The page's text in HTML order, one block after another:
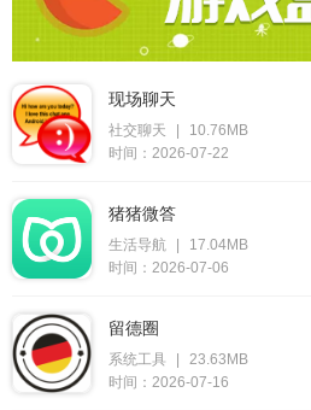
现场聊天
社交聊天
10.76MB
时间：2026-07-22
猪猪微答
生活导航
17.04MB
时间：2026-07-06
留德圈
系统工具
23.63MB
时间：2026-07-16